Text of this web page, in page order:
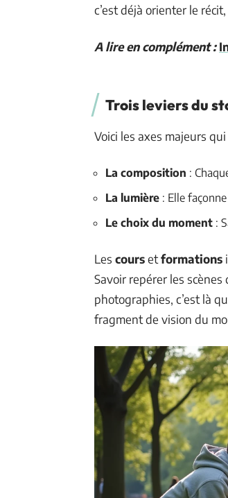
c’est déjà orienter le
A lire en complément :
Trois leviers du
Voici les axes majeurs
La composition :
La lumière : Elle
Le choix du moment :
Les coursetformations
Savoir repérer les
photographies, c’est là
fragment de vision du